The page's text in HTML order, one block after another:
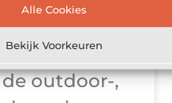
Alle Cookies
Bekijk Voorkeuren
outdoor-,